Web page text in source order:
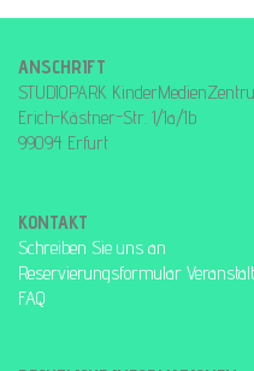
ANSCHRIFT
STUDIOPARK
Erich-Kästner-Str. 1/1a/1b
99094 Erfurt
KONTAKT
Schreiben Sie uns an
Reservierungsformular
FAQ